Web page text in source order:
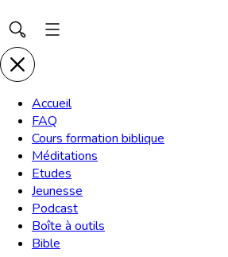
Accueil
FAQ
Cours formation biblique
Méditations
Etudes
Jeunesse
Podcast
Boîte à outils
Bible